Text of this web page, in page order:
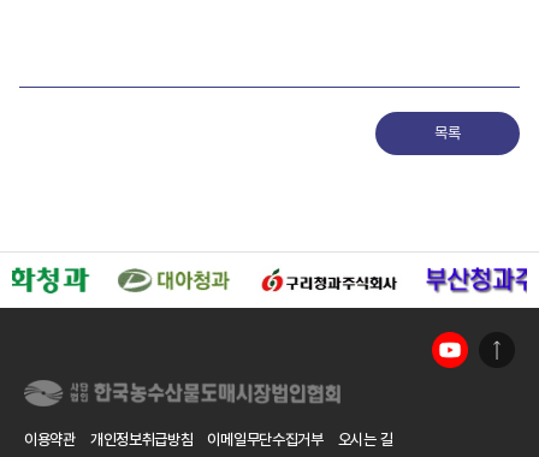
목록
이용약관 개인정보취급방침 이메일무단수집거부 오시는 길